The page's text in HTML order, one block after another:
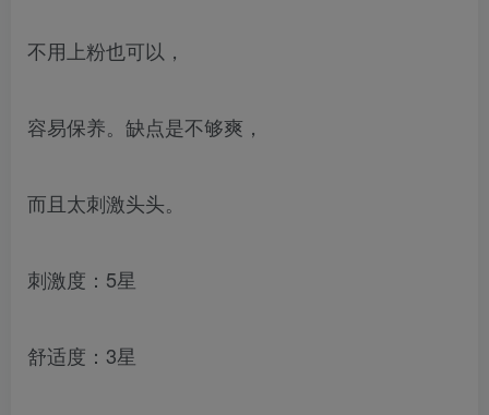
不用上粉也可以，
容易保养。缺点是不够爽，
而且太刺激头头。
刺激度：5星
舒适度：3星